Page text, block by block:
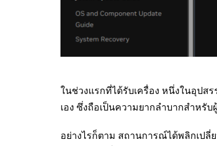
ในช่วงแรกที่ได้รับเครื่อง หนึ่งในอุปส
เอง ซึ่งถือเป็นความยากลำบากสำหรั
อย่างไรก็ตาม สถานการณ์ได้พลิกเปลี่